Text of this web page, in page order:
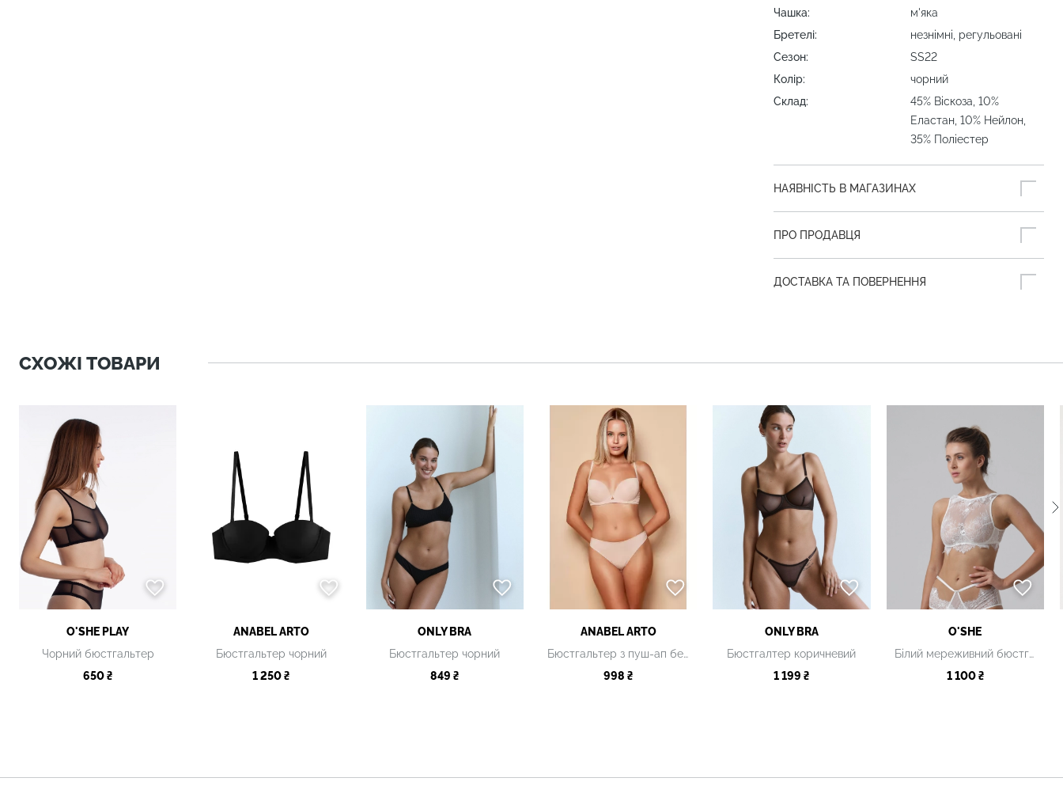
Чашка:
м'яка
Бретелі:
незнімні, регульовані
Сезон:
SS22
Колір:
чорний
Склад:
45% Віскоза, 10%
Еластан, 10% Нейлон,
35% Поліестер
НАЯВНІСТЬ В МАГАЗИНАХ
ПРО ПРОДАВЦЯ
ДОСТАВКА ТА ПОВЕРНЕННЯ
СХОЖІ ТОВАРИ
O'SHE PLAY
Чорний бюстгальтер
650 ₴
ANABEL ARTO
Бюстгальтер чорний
1 250 ₴
ONLY BRA
Бюстгальтер чорний
849 ₴
ANABEL ARTO
Бюстгальтер з пуш-ап бежевий
998 ₴
ONLY BRA
Бюстгалтер коричневий
1 199 ₴
O'SHE
Білий мереживний бюстгальтер
1 100 ₴